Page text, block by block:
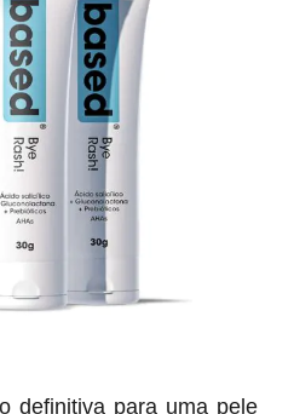
definitiva para uma pele